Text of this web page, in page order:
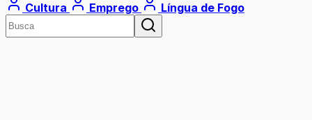
Cultura
Emprego Língua de Fogo